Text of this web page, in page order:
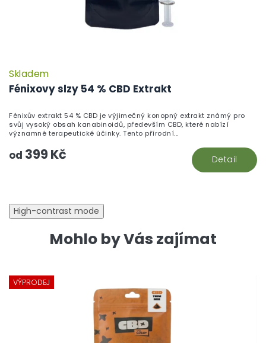
Fénixovy slzy 54 % CBD Extrakt
Skladem
od 399 Kč Detail
Fénixův extrakt 54 % CBD je výjimečný konopný extrakt známý pro
svůj vysoký obsah kanabinoidů, především CBD, které nabízí
významné terapeutické účinky. Tento přírodní...
High-contrast mode
Mohlo by Vás zajímat
VÝPRODEJ